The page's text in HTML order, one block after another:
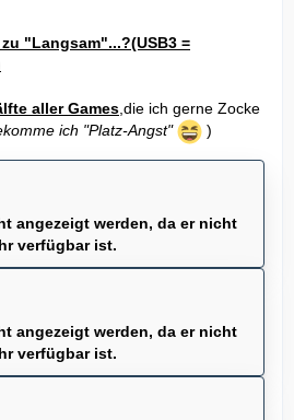
"Langsam"...?(USB3 =
aller Games ,die ich gerne Zocke
ich "Platz-Angst" )
angezeigt werden, da er nicht
verfügbar ist.
angezeigt werden, da er nicht
verfügbar ist.